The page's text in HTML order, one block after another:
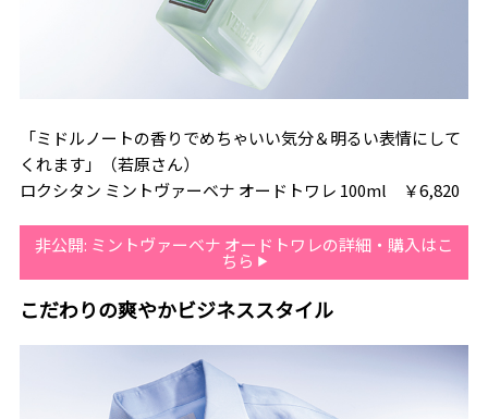
「ミドルノートの香りでめちゃいい気分＆明るい表情にして
くれます」（若原さん）
ロクシタン ミントヴァーベナ オードトワレ 100ml ￥6,820
非公開: ミントヴァーベナ オードトワレの詳細・購入はこ
ちら
こだわりの爽やかビジネススタイル